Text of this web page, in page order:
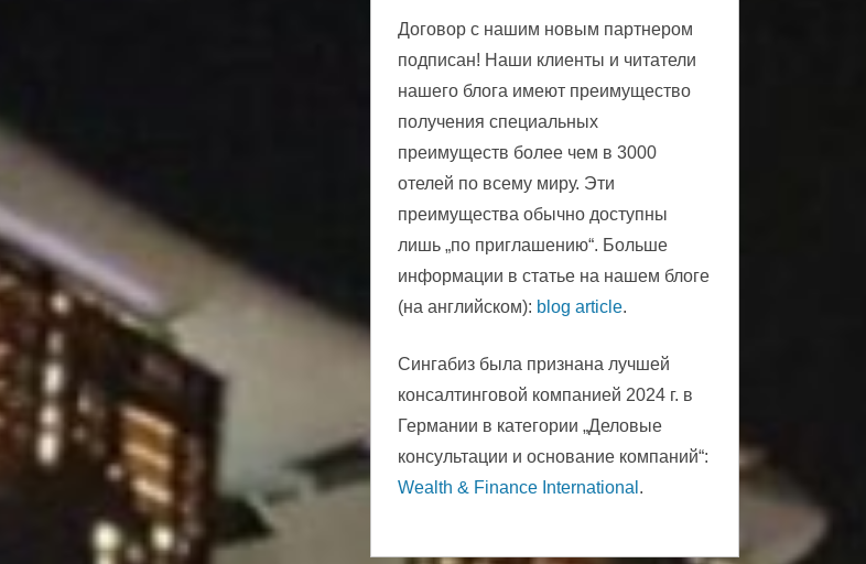
Договор с нашим новым партнером
подписан! Наши клиенты и читатели
нашего блога имеют преимущество
получения специальных
преимуществ более чем в 3000
отелей по всему миру. Эти
преимущества обычно доступны
лишь „по приглашению“. Больше
информации в статье на нашем блоге
(на английском): blog article.
Сингабиз была признана лучшей
консалтинговой компанией 2024 г. в
Германии в категории „Деловые
консультации и основание компаний“:
Wealth & Finance International .